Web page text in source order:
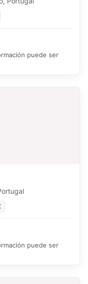
puede ser
puede ser